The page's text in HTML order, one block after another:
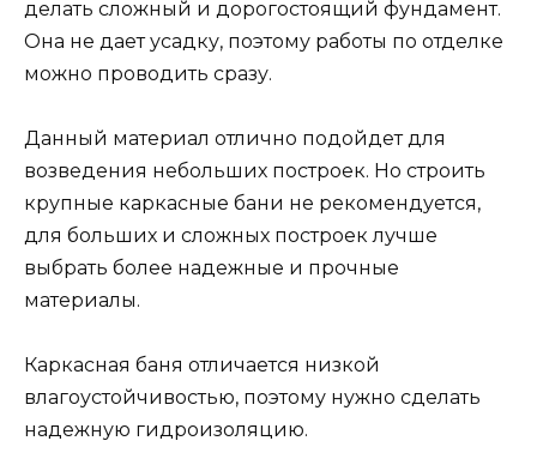
делать сложный и дорогостоящий фундамент.
Она не дает усадку, поэтому работы по отделке
можно проводить сразу.
Данный материал отлично подойдет для
возведения небольших построек. Но строить
крупные каркасные бани не рекомендуется,
для больших и сложных построек лучше
выбрать более надежные и прочные
материалы.
Каркасная баня отличается низкой
влагоустойчивостью, поэтому нужно сделать
надежную гидроизоляцию.